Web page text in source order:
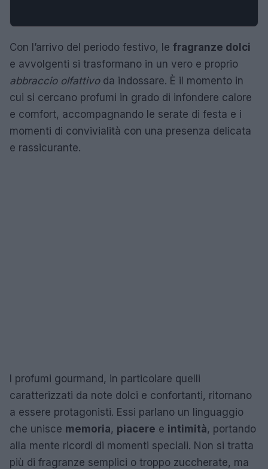
Con l’arrivo del periodo festivo, le fragranze dolci
e avvolgenti si trasformano in un vero e proprio
abbraccio olfattivoda indossare. È il momento in
cui si cercano profumi in grado di infondere calore
e comfort, accompagnando le serate di festa e i
momenti di convivialità con una presenza delicata
e rassicurante.
I profumi gourmand, in particolare quelli
caratterizzati da note dolci e confortanti, ritornano
a essere protagonisti. Essi parlano un linguaggio
che unisce memoria, piacere e intimità, portando
alla mente ricordi di momenti speciali. Non si tratta
più di fragranze semplici o troppo zuccherate, ma